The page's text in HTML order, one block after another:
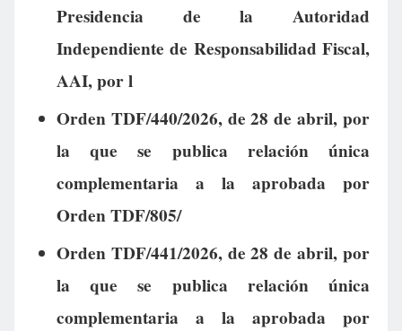
Presidencia de la Autoridad
Independiente de Responsabilidad Fiscal,
AAI, por l
Orden TDF/440/2026, de 28 de abril, por
la que se publica relación única
complementaria a la aprobada por
Orden TDF/805/
Orden TDF/441/2026, de 28 de abril, por
la que se publica relación única
complementaria a la aprobada por